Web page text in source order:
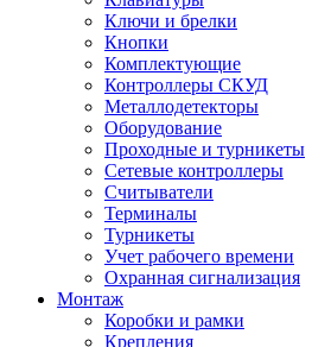
Ключи и брелки
Кнопки
Комплектующие
Контроллеры СКУД
Металлодетекторы
Оборудование
Проходные и турникеты
Сетевые контроллеры
Считыватели
Терминалы
Турникеты
Учет рабочего времени
Охранная сигнализация
Монтаж
Коробки и рамки
Крепления